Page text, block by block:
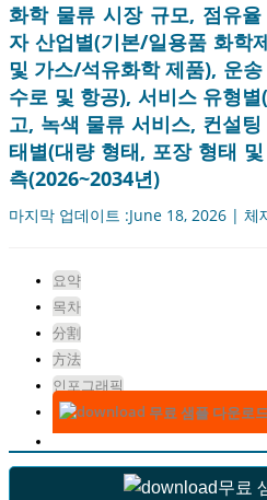
화학 물류 시장 규모, 점유
자 산업별(기본/일용품 화학
및 가스/석유화학 제품), 운
수로 및 항공), 서비스 유형
고, 녹색 물류 서비스, 컨설
태별(대량 형태, 포장 형태
측(2026~2034년)
마지막 업데이트 :June 18, 2026 |
요약
목차
分割
方法
인포그래픽
무료 샘플 다운로드
무료